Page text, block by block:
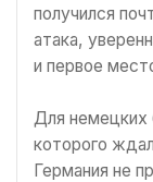
получился
атака,
и первое
Для немецких
которого
Германия не